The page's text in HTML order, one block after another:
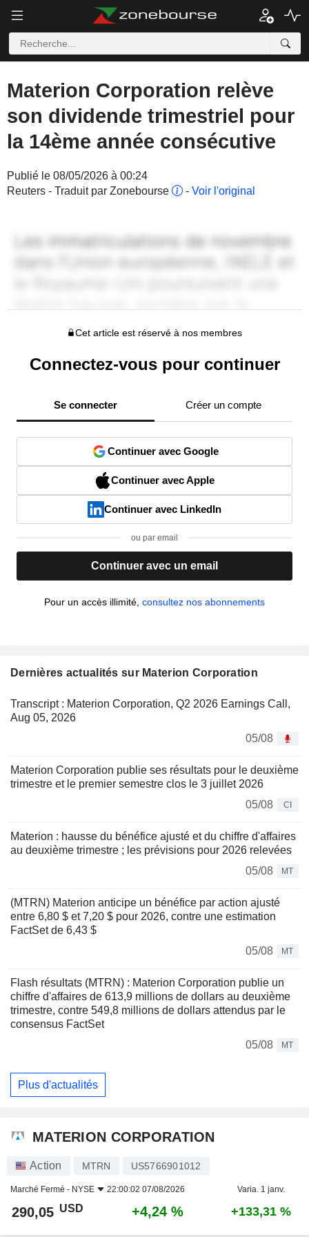
Materion Corporation relève
son dividende trimestriel pour
la 14ème année consécutive
Publié le 08/05/2026 à 00:24
Reuters - Traduit par Zonebourse
- Voir l'original
Cet article est réservé à nos membres
Connectez-vous pour continuer
Se connecter Créer un compte
Continuer avec Google
Continuer avec Apple
Continuer avec LinkedIn
ou par email
Continuer avec un email
Pour un accès illimité, consultez nos abonnements
Dernières actualités sur Materion Corporation
Transcript : Materion Corporation, Q2 2026 Earnings Call,
Aug 05, 2026
05/08
Materion Corporation publie ses résultats pour le deuxième
trimestre et le premier semestre clos le 3 juillet 2026
05/08
CI
Materion : hausse du bénéfice ajusté et du chiffre d'affaires
au deuxième trimestre ; les prévisions pour 2026 relevées
05/08
MT
(MTRN) Materion anticipe un bénéfice par action ajusté
entre 6,80 $ et 7,20 $ pour 2026, contre une estimation
FactSet de 6,43 $
05/08
MT
Flash résultats (MTRN) : Materion Corporation publie un
chiffre d'affaires de 613,9 millions de dollars au deuxième
trimestre, contre 549,8 millions de dollars attendus par le
consensus FactSet
05/08
MT
Plus d'actualités
MATERION CORPORATION
Action MTRN US5766901012
Marché Fermé - NYSE 22:00:02 07/08/2026 Varia. 1 janv.
290,05 USD +4,24 % +133,31 %